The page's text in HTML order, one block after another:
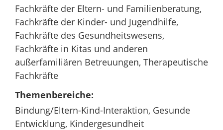
Fachkräfte der Eltern- und Familienberatung,
Fachkräfte der Kinder- und Jugendhilfe,
Fachkräfte des Gesundheitswesens,
Fachkräfte in Kitas und anderen
außerfamiliären Betreuungen, Therapeutische
Fachkräfte
Themenbereiche:
Bindung/Eltern-Kind-Interaktion, Gesunde
Entwicklung, Kindergesundheit